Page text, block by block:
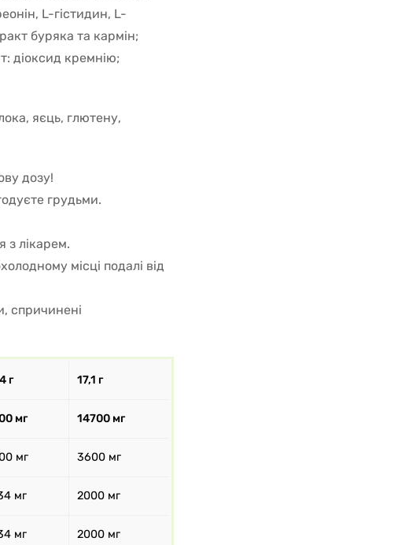
L-гістидин, L-
буряка та кармін;
діоксид кремнію;
яєць, глютену,
дозу!
грудьми.
з лікарем.
місці подалі від
спричинені
г 17,1 г
мг 14700 мг
мг 3600 мг
мг 2000 мг
мг 2000 мг